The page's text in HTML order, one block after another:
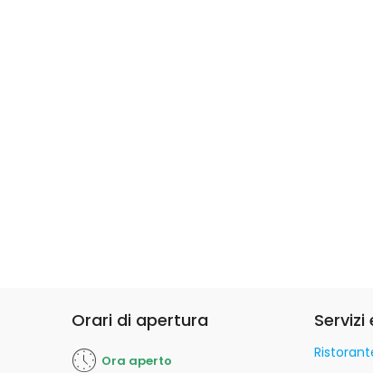
Orari di apertura
Ora aperto